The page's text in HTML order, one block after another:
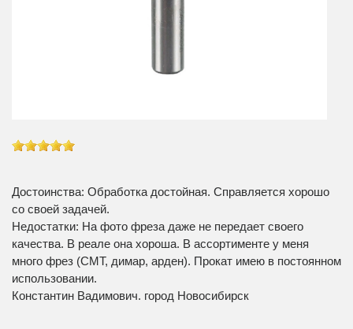
Достоинства: Обработка достойная. Справляется хорошо
со своей задачей.
Недостатки: На фото фреза даже не передает своего
качества. В реале она хороша. В ассортименте у меня
много фрез (СМТ, димар, арден). Прокат имею в постоянном
использовании.
Константин Вадимович. город Новосибирск